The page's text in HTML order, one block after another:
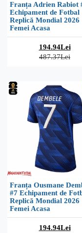
Franța Adrien Rabiot
Echipament de Fotbal
Replică Mondial 2026
Femei Acasa
194.94Lei
487.37Lei
Franța Ousmane
#7 Echipament de
Replică Mondial 2026
Femei Acasa
194.94Lei